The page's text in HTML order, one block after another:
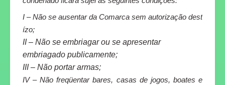
I – Não se ausentar da Comarca sem autorização deste
Juízo;
II – Não se embriagar ou se apresentar
embriagado publicamente;
III – Não portar armas;
IV – Não freqüentar bares, casas de jogos, boates e